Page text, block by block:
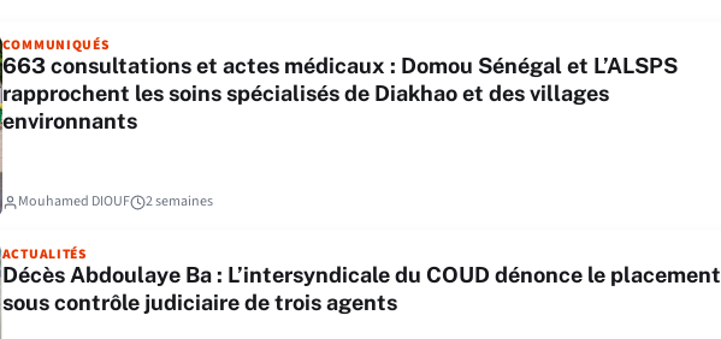
COMMUNIQUÉS
663 consultations et actes médicaux : Domou Sénégal et L’ALSPS
rapprochent les soins spécialisés de Diakhao et des villages
environnants
Mouhamed DIOUF 2 semaines
ACTUALITÉS
Décès Abdoulaye Ba : L’intersyndicale du COUD dénonce le placement
sous contrôle judiciaire de trois agents